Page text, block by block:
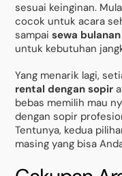
sesuai keinginan.
cocok untuk acara
sampaisewa
untuk kebutuhan
Yang menarik lagi,
rental dengan sopir
bebas memilih mau
dengan sopir
Tentunya, kedua
masing yang bisa